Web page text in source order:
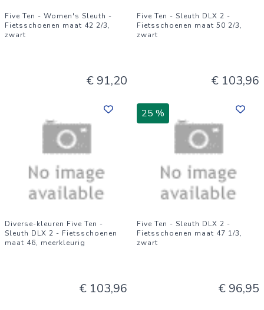
Five Ten - Women's Sleuth -
Fietsschoenen maat 42 2/3,
zwart
€ 91,20
Five Ten - Sleuth DLX 2 -
Fietsschoenen maat 50 2/3,
zwart
€ 103,96
Diverse-kleuren Five Ten -
Sleuth DLX 2 - Fietsschoenen
maat 46, meerkleurig
€ 103,96
25 %
Five Ten - Sleuth DLX 2 -
Fietsschoenen maat 47 1/3,
zwart
€ 96,95